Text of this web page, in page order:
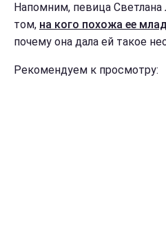
Напомним, певица Светлана
том, на кого похожа ее
почему она дала ей такое
Рекомендуем к просмотру: